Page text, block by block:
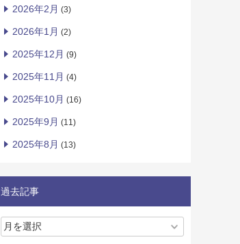
2026年2月 (3)
2026年1月 (2)
2025年12月 (9)
2025年11月 (4)
2025年10月 (16)
2025年9月 (11)
2025年8月 (13)
過去記事